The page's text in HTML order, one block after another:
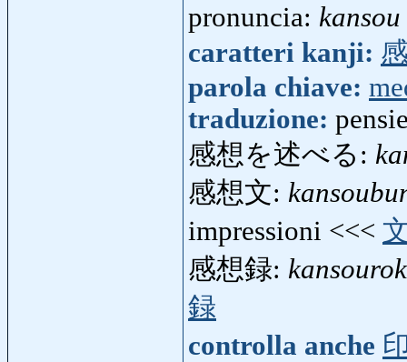
pronuncia: kansou
caratteri kanji:
parola chiave:
traduzione:
感想を述べる:
感想文:
impressioni <<<
感想録:
録
controlla anche